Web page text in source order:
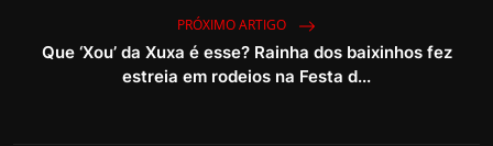
PRÓXIMO ARTIGO
Que ‘Xou’ da Xuxa é esse? Rainha dos baixinhos fez
estreia em rodeios na Festa d...